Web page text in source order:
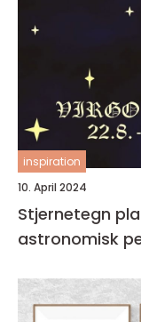
inspiration
10. April 2024
Stjernetegn
astronomisk